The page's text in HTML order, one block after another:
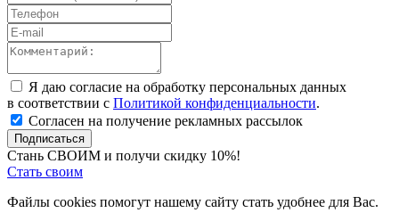
Я даю согласие на обработку персональных данных
в соответствии с Политикой конфиденциальности.
Согласен на получение рекламных рассылок
Подписаться
Стань СВОИМ и получи скидку 10%!
Стать своим
Файлы cookies помогут нашему сайту стать удобнее для Вас.